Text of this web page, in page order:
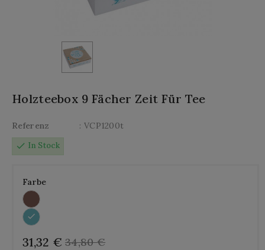
Holzteebox 9 Fächer Zeit Für Tee
Referenz
: VCP1200t
check In Stock
Farbe
31,32 € 34,80 €